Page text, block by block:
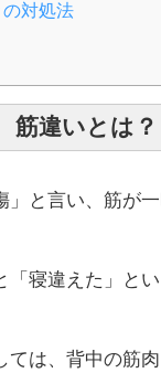
対処法
筋違いとは？
」と言い、筋が
寝違えた」とい
ては、背中の筋